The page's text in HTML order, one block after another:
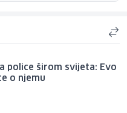
police širom svijeta: Evo
o njemu